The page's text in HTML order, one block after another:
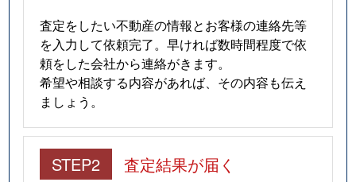
査定をしたい不動産の情報とお客様の連絡先等
を入力して依頼完了。早ければ数時間程度で依
頼をした会社から連絡がきます。
希望や相談する内容があれば、その内容も伝え
ましょう。
STEP2 査定結果が届く